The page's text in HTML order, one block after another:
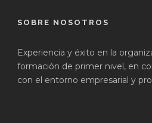
SOBRE NOSOTROS
Experiencia y éxito en la
formación de primer nivel, en
con el entorno empresarial y